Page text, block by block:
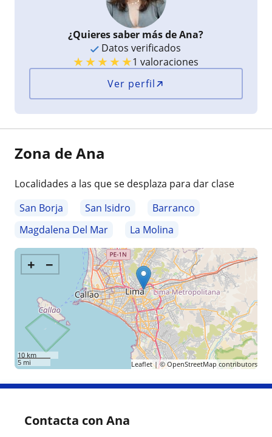
¿Quieres saber más de Ana?
Datos verificados
★★★★★1 valoraciones
Ver perfil
Zona de Ana
Localidades a las que se desplaza para dar clase
San Borja
San Isidro
Barranco
Magdalena Del Mar
La Molina
+ −
10 km
5 mi
Leaflet| ©OpenStreetMap contributors
Contacta con Ana